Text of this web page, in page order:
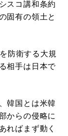
スコ講和条約
固有の領土と
防衛する大規
相手は日本で
韓国とは米韓
からの侵略に
ればまず動く